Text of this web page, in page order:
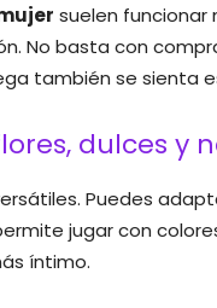
suelen funcionar
No basta con
también se sienta
dulces y
Puedes
jugar con
íntimo.